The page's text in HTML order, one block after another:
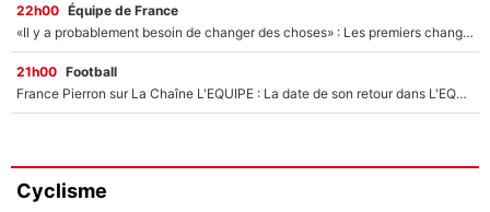
22h00 Équipe de France
«Il y a probablement besoin de changer des choses» : Les premiers changements de Zinedine Zidane en équipe de France sont révélés ?
21h00 Football
France Pierron sur La Chaîne L'EQUIPE : La date de son retour dans L'EQUIPE de Choc est connue... et c'était très attendu
Cyclisme